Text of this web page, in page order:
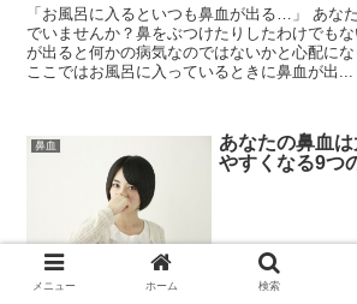
「お風呂に入るといつも鼻血が出る…」 あな
でいませんか？鼻をぶつけたりしたわけでも
が出ると何かの病気なのではないかと心配にな
ここではお風呂に入っているときに鼻血が出...
鼻血
あなたの鼻血
やすくなる9つ
「特に鼻をさわったわけでもないのに、鼻血
メニュー ホーム 検索